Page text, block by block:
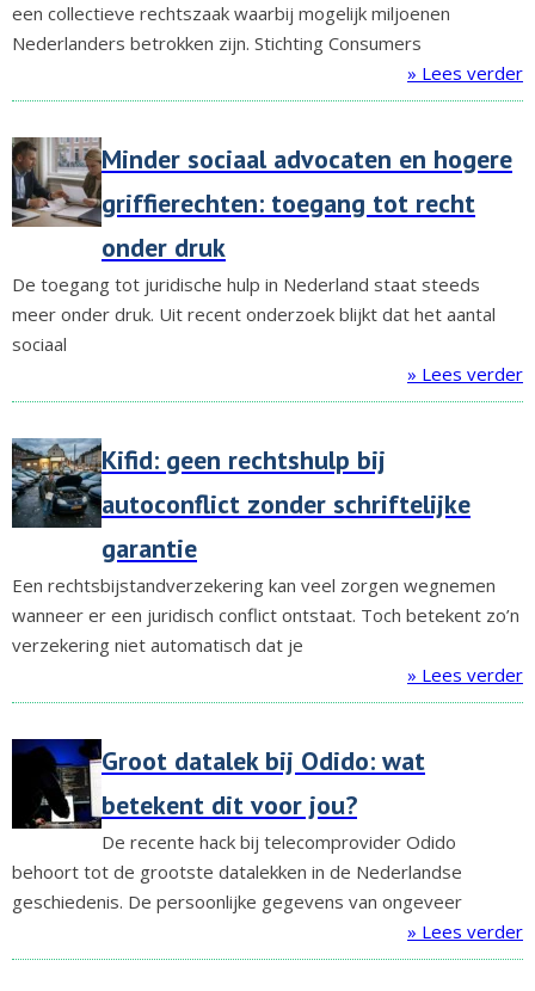
een collectieve rechtszaak waarbij mogelijk miljoenen
Nederlanders betrokken zijn. Stichting Consumers
» Lees verder
Minder sociaal advocaten en hogere
griffierechten: toegang tot recht
onder druk
De toegang tot juridische hulp in Nederland staat steeds
meer onder druk. Uit recent onderzoek blijkt dat het aantal
sociaal
» Lees verder
Kifid: geen rechtshulp bij
autoconflict zonder schriftelijke
garantie
Een rechtsbijstandverzekering kan veel zorgen wegnemen
wanneer er een juridisch conflict ontstaat. Toch betekent zo’n
verzekering niet automatisch dat je
» Lees verder
Groot datalek bij Odido: wat
betekent dit voor jou?
De recente hack bij telecomprovider Odido
behoort tot de grootste datalekken in de Nederlandse
geschiedenis. De persoonlijke gegevens van ongeveer
» Lees verder